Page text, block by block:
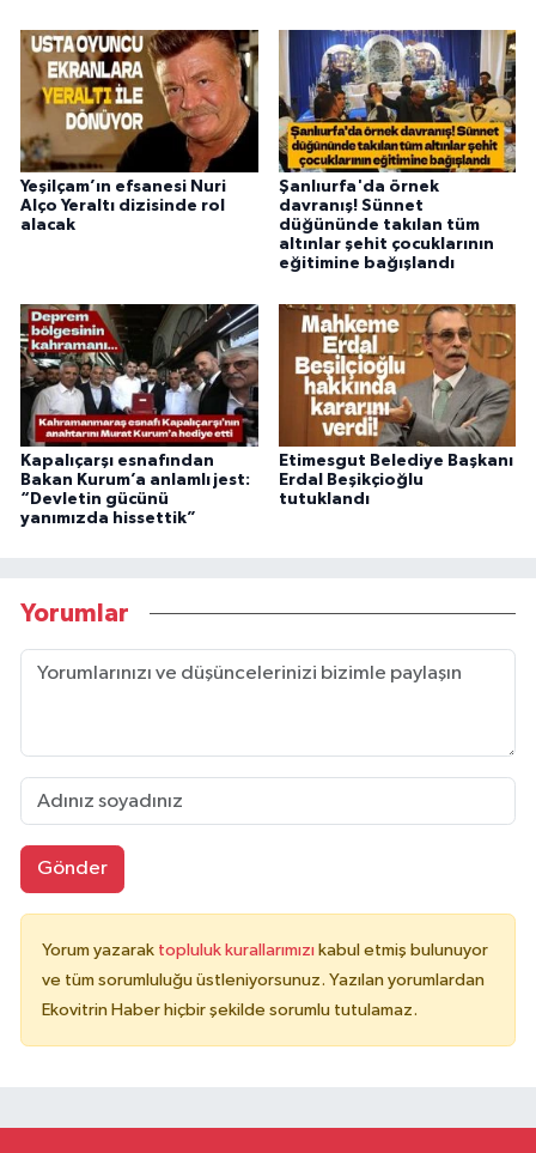
Yeşilçam’ın efsanesi Nuri
Alço Yeraltı dizisinde rol
alacak
Şanlıurfa'da örnek
davranış! Sünnet
düğününde takılan tüm
altınlar şehit çocuklarının
eğitimine bağışlandı
Kapalıçarşı esnafından
Bakan Kurum’a anlamlı jest:
“Devletin gücünü
yanımızda hissettik”
Etimesgut Belediye Başkanı
Erdal Beşikçioğlu
tutuklandı
Yorumlar
Gönder
Yorum yazarak topluluk kurallarımızı kabul etmiş bulunuyor
ve tüm sorumluluğu üstleniyorsunuz. Yazılan yorumlardan
Ekovitrin Haber hiçbir şekilde sorumlu tutulamaz.